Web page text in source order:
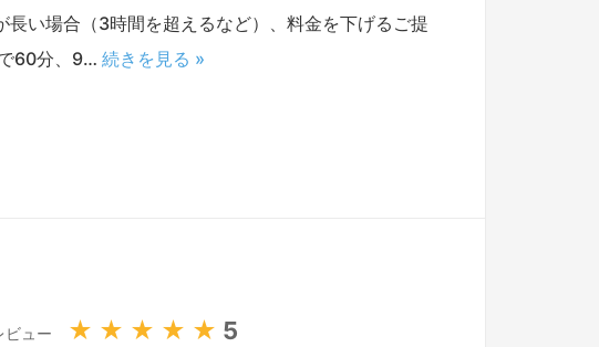
い場合（3時間を超えるなど）、料金を下げるご提
60分、9… 続きを見る »
ビュー ★ ★ ★ ★ ★ 5